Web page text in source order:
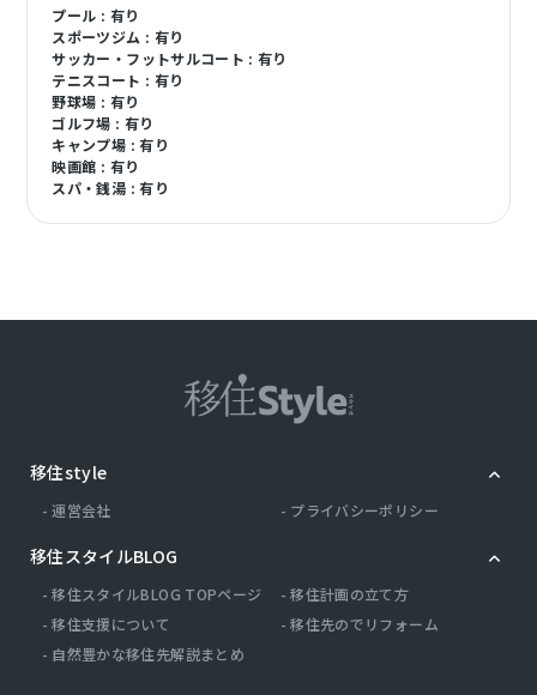
プール : 有り
スポーツジム : 有り
サッカー・フットサルコート : 有り
テニスコート : 有り
野球場 : 有り
ゴルフ場 : 有り
キャンプ場 : 有り
映画館 : 有り
スパ・銭湯 : 有り
移住style
運営会社 プライバシーポリシー
移住スタイルBLOG
移住スタイルBLOG TOPページ
移住計画の立て方
移住支援について
移住先のでリフォーム
自然豊かな移住先解説まとめ